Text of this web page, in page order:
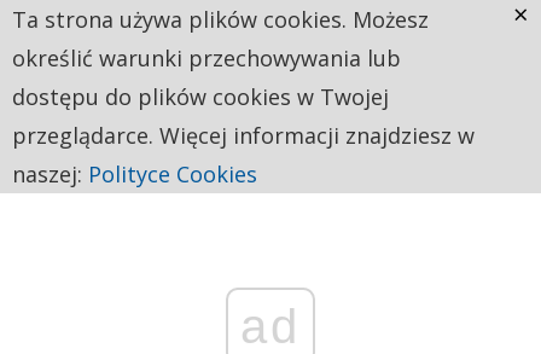
ad
Ta strona używa plików cookies. Możesz
określić warunki przechowywania lub
dostępu do plików cookies w Twojej
przeglądarce. Więcej informacji znajdziesz w
naszej: Polityce Cookies
×